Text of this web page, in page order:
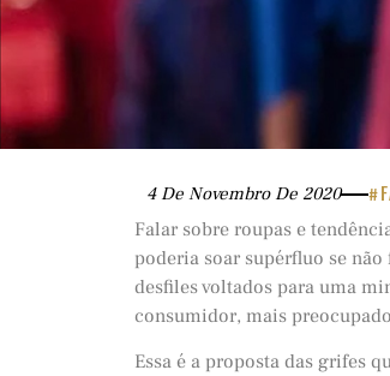
4 De Novembro De 2020
Falar sobre roupas e
poderia soar supérfluo se
desfiles voltados para uma
consumidor, mais
Essa é a proposta das grifes